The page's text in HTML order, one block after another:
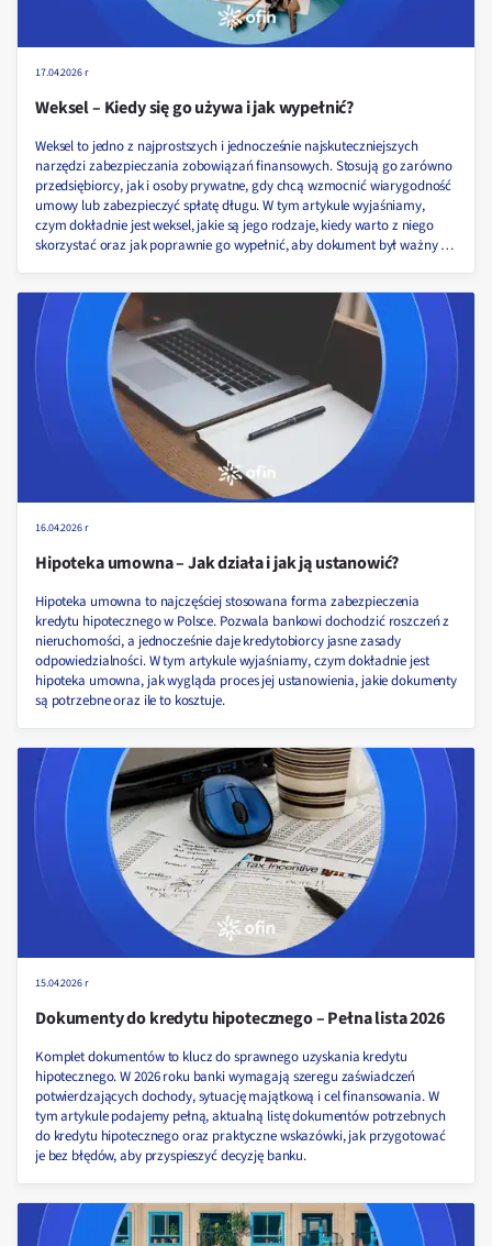
17.04.2026 r
Weksel – Kiedy się go używa i jak wypełnić?
Weksel to jedno z najprostszych i jednocześnie najskuteczniejszych
narzędzi zabezpieczania zobowiązań finansowych. Stosują go zarówno
przedsiębiorcy, jak i osoby prywatne, gdy chcą wzmocnić wiarygodność
umowy lub zabezpieczyć spłatę długu. W tym artykule wyjaśniamy,
czym dokładnie jest weksel, jakie są jego rodzaje, kiedy warto z niego
skorzystać oraz jak poprawnie go wypełnić, aby dokument był ważny i
16.04.2026 r
Hipoteka umowna – Jak działa i jak ją ustanowić?
Hipoteka umowna to najczęściej stosowana forma zabezpieczenia
kredytu hipotecznego w Polsce. Pozwala bankowi dochodzić roszczeń z
nieruchomości, a jednocześnie daje kredytobiorcy jasne zasady
odpowiedzialności. W tym artykule wyjaśniamy, czym dokładnie jest
hipoteka umowna, jak wygląda proces jej ustanowienia, jakie dokumenty
są potrzebne oraz ile to kosztuje.
15.04.2026 r
Dokumenty do kredytu hipotecznego – Pełna lista 2026
Komplet dokumentów to klucz do sprawnego uzyskania kredytu
hipotecznego. W 2026 roku banki wymagają szeregu zaświadczeń
potwierdzających dochody, sytuację majątkową i cel finansowania. W
tym artykule podajemy pełną, aktualną listę dokumentów potrzebnych
do kredytu hipotecznego oraz praktyczne wskazówki, jak przygotować
je bez błędów, aby przyspieszyć decyzję banku.